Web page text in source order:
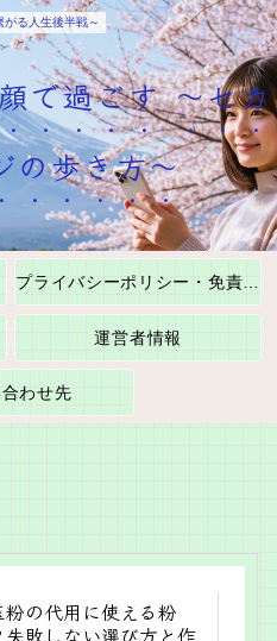
がる人生後半戦～
で過ごす ～セカ
の歩き方～
運営者情報
わせ先
粉の代用に使える粉
失敗しない選び方と作